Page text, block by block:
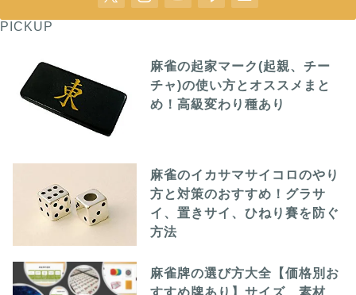
PICKUP
麻雀の起家マーク(起親、チー
チャ)の使い方とオススメまと
め！高級変わり種あり
麻雀のイカサマサイコロのやり
方と対策のおすすめ！グラサ
イ、置きサイ、ひねり賽を防ぐ
方法
麻雀牌の選び方大全【価格別お